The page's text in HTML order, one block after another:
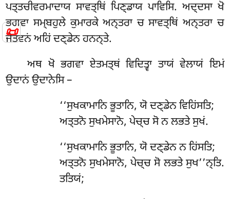
📜
ਪਤ੍ਤਚੀਵਰਮਾਦਾਯ ਸਾਵਤ੍ਥਿਂ ਪਿਣ੍ਡਾਯ ਪਾਵਿਸਿ. ਅਦ੍ਦਸਾ ਖੋ
ਭਗਵਾ ਸਮ੍ਬਹੁਲੇ ਕੁਮਾਰਕੇ ਅਨ੍ਤਰਾ ਚ ਸਾਵਤ੍ਥਿਂ ਅਨ੍ਤਰਾ ਚ
ਜੇਤਵਨਂ ਅਹਿਂ ਦਣ੍ਡੇਨ ਹਨਨ੍ਤੇ.
ਅਥ ਖੋ ਭਗਵਾ ਏਤਮਤ੍ਥਂ ਵਿਦਿਤ੍ਵਾ ਤਾਯਂ ਵੇਲਾਯਂ ਇਮਂ
ਉਦਾਨਂ ਉਦਾਨੇਸਿ –
‘‘ਸੁਖਕਾਮਾਨਿ ਭੂਤਾਨਿ, ਯੋ ਦਣ੍ਡੇਨ ਵਿਹਿਂਸਤਿ;
ਅਤ੍ਤਨੋ ਸੁਖਮੇਸਾਨੋ, ਪੇਚ੍ਚ ਸੋ ਨ ਲਭਤੇ ਸੁਖਂ.
‘‘ਸੁਖਕਾਮਾਨਿ ਭੂਤਾਨਿ, ਯੋ ਦਣ੍ਡੇਨ ਨ ਹਿਂਸਤਿ;
ਅਤ੍ਤਨੋ ਸੁਖਮੇਸਾਨੋ, ਪੇਚ੍ਚ ਸੋ ਲਭਤੇ ਸੁਖ’’ਨ੍ਤਿ.
ਤਤਿਯਂ;